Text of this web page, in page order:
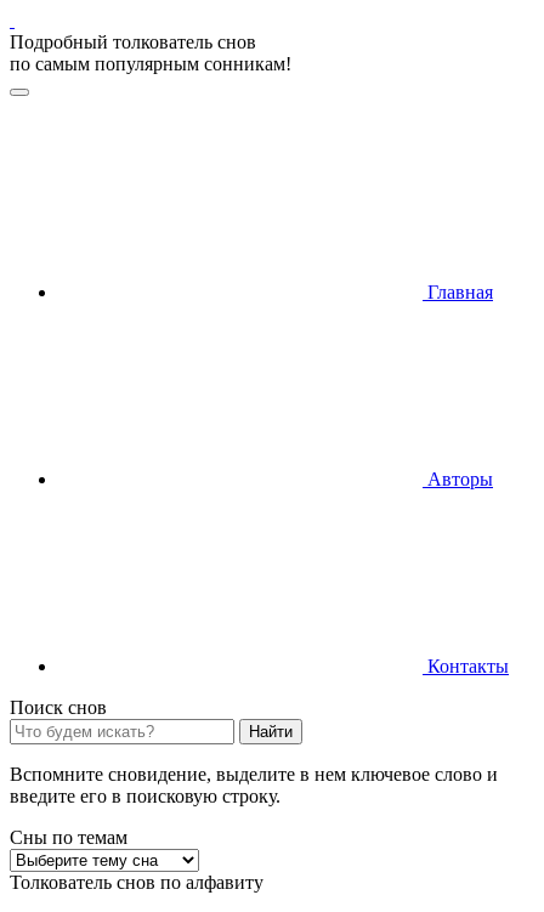
Подробный толкователь снов
по самым популярным сонникам!
Главная
Авторы
Контакты
Поиск снов
Найти
Вспомните сновидение, выделите в нем ключевое слово и
введите его в поисковую строку.
Сны по темам
Толкователь снов по алфавиту